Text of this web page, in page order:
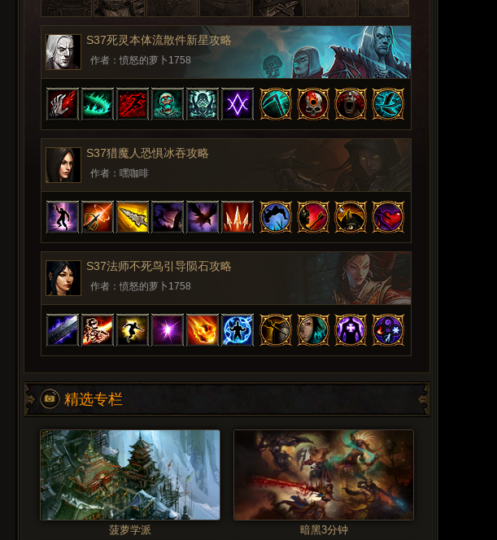
S37死灵本体流散件新星攻略
作者：愤怒的萝卜1758
S37猎魔人恐惧冰吞攻略
作者：嘿咖啡
S37法师不死鸟引导陨石攻略
作者：愤怒的萝卜1758
精选专栏
菠萝学派 暗黑3分钟